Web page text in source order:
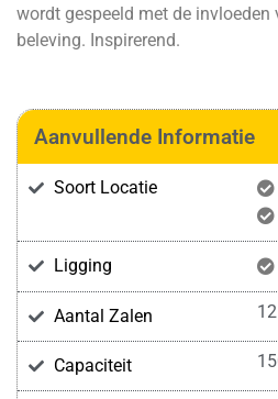
wordt gespeeld met de invloeden
beleving. Inspirerend.
Aanvullende Informatie
Soort Locatie
Ligging
Aantal Zalen
Capaciteit